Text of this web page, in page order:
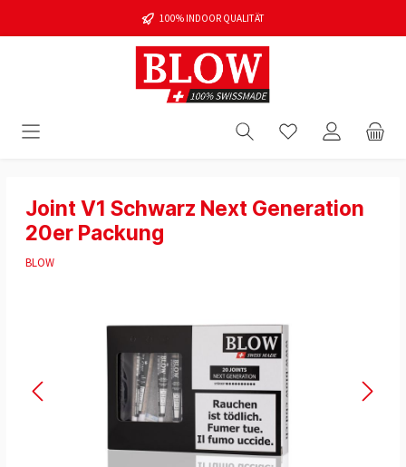
100% INDOOR QUALITÄT
Joint V1 Schwarz Next Generation
20er Packung
BLOW